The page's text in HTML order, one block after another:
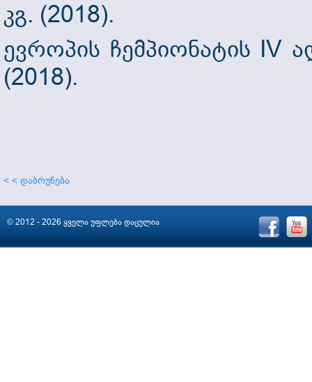
კგ. (2018).
ევროპის ჩემპიონატის
(2018).
< < დაბრუნება
© 2012 - 2026 ყველა უფლება დაცულია